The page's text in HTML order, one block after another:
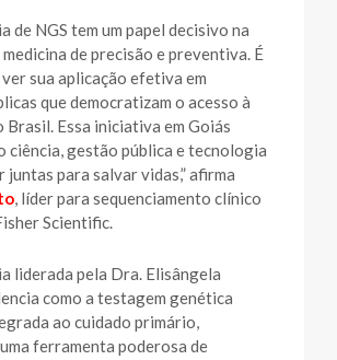
de NGS tem um papel decisivo na
de precisão e preventiva. É
sua aplicação efetiva em
que democratizam o acesso à
Brasil. Essa iniciativa em Goiás
ciência, gestão pública e tecnologia
juntas para salvar vidas,” afirma
, líder para sequenciamento clínico
Scientific.
liderada pela Dra. Elisângela
como a testagem genética
ao cuidado primário,
ferramenta poderosa de